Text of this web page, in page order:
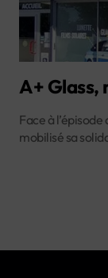
A+ Glass,
Face à
mobilisé sa